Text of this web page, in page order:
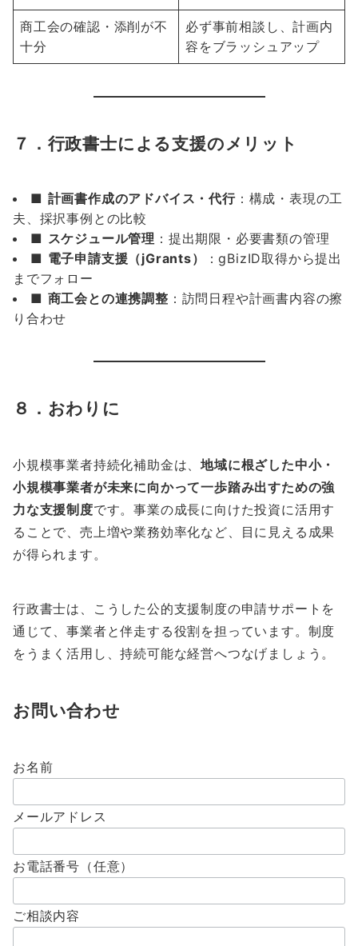
商工会の確認・添削が不
十分
必ず事前相談し、計画内
容をブラッシュアップ
７．行政書士による支援のメリット
■ 計画書作成のアドバイス・代行：構成・表現の工
夫、採択事例との比較
■ スケジュール管理 ：提出期限・必要書類の管理
■ 電子申請支援（jGrants）
：gBizID取得から提出
までフォロー
■ 商工会との連携調整 ：訪問日程や計画書内容の擦
り合わせ
８．おわりに
小規模事業者持続化補助金は、地域に根ざした中小・
小規模事業者が未来に向かって一歩踏み出すための強
力な支援制度です。事業の成長に向けた投資に活用す
ることで、売上増や業務効率化など、目に見える成果
が得られます。
行政書士は、こうした公的支援制度の申請サポートを
通じて、事業者と伴走する役割を担っています。制度
をうまく活用し、持続可能な経営へつなげましょう。
お問い合わせ
お名前
メールアドレス
お電話番号（任意）
ご相談内容